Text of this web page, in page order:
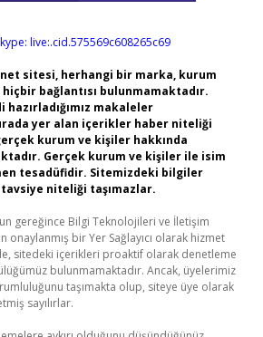
live:.cid.575569c608265c69
sitesi, herhangi bir marka, kurum
bağlantısı bulunmamaktadır.
hazırladığımız makaleler
yer alan içerikler haber niteliği
kurum ve kişiler hakkında
Gerçek kurum ve kişiler ile isim
tesadüfidir. Sitemizdeki bilgiler
niteliği taşımazlar.
gereğince Bilgi Teknolojileri ve İletişim
onaylanmış bir Yer Sağlayıcı olarak hizmet
sitedeki içerikleri proaktif olarak denetleme
bulunmamaktadır. Ancak, üyelerimiz
taşımakta olup, siteye üye olarak
sayılırlar.